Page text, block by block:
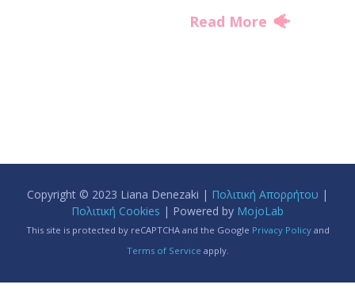
Read More
Copyright © 2023 Liana Denezaki | Πολιτική Απορρήτου |
Πολιτική Cookies | Powered by MojoLab
This site is protected by reCAPTCHA and the Google Privacy Policyand
Terms of Service apply.